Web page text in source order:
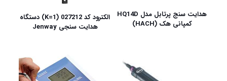
هدایت سنج پرتابل مدل HQ14D
کمپانی هک (HACH)
الکترود کد 027212 (K=1) دستگاه
هدایت سنجی Jenway